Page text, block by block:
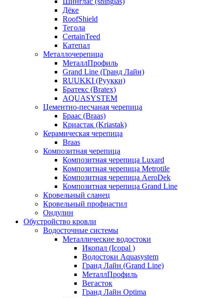
Дёке
RoofShield
Тегола
CertainTeed
Катепал
Металлочерепица
МеталлПрофиль
Grand Line (Гранд Лайн)
RUUKKI (Руукки)
Братекс (Bratex)
AQUASYSTEM
Цементно-песчаная черепица
Браас (Braas)
Криастак (Kriastak)
Керамическая черепица
Braas
Композитная черепица
Композитная черепица Luxard
Композитная черепица Metrotile
Композитная черепица AeroDek
Композитная черепица Grand Line
Кровельный сланец
Кровельный профнастил
Ондулин
Обустройство кровли
Водосточные системы
Металлические водостоки
Икопал (Icopal )
Водостоки Aquasystem
Гранд Лайн (Grand Line)
МеталлПрофиль
Вегасток
Гранд Лайн Optima